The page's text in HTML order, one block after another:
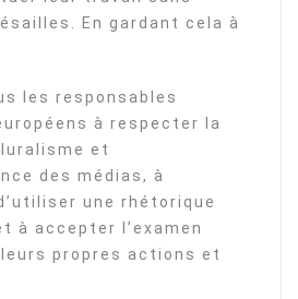
En gardant cela à
les responsables
à respecter la
et
des médias, à
une rhétorique
à accepter l’examen
propres actions et